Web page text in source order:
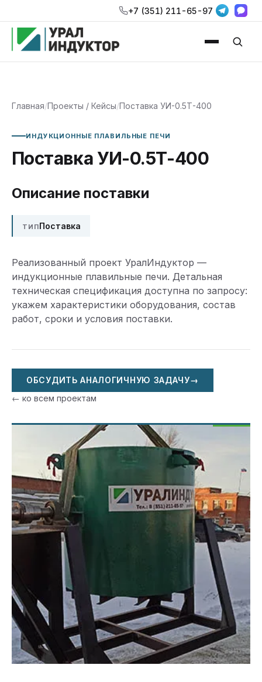
+7 (351) 211-65-97
Главная/Проекты / Кейсы/Поставка УИ-0.5Т-400
ИНДУКЦИОННЫЕ ПЛАВИЛЬНЫЕ ПЕЧИ
Поставка УИ-0.5Т-400
Описание поставки
ТИППоставка
Реализованный проект УралИндуктор —
индукционные плавильные печи. Детальная
техническая спецификация доступна по запросу:
укажем характеристики оборудования, состав
работ, сроки и условия поставки.
ОБСУДИТЬ АНАЛОГИЧНУЮ ЗАДАЧУ→
← ко всем проектам